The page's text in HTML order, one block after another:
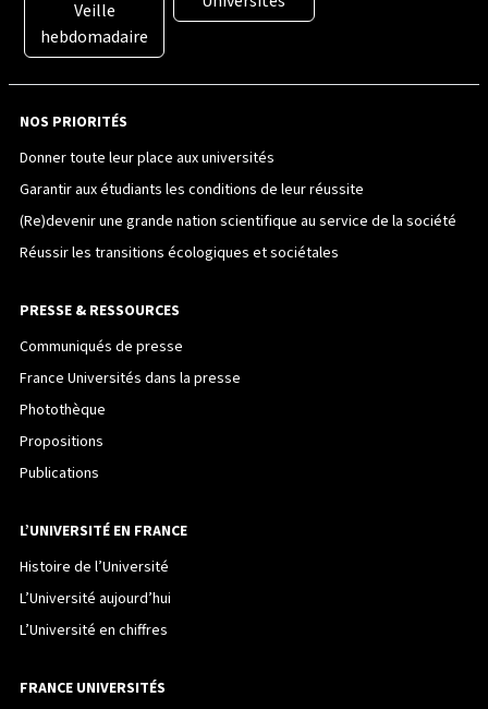
Veille
hebdomadaire
NOS PRIORITÉS
Donner toute leur place aux universités
Garantir aux étudiants les conditions de leur réussite
(Re)devenir une grande nation scientifique au service de la société
Réussir les transitions écologiques et sociétales
PRESSE & RESSOURCES
Communiqués de presse
France Universités dans la presse
Photothèque
Propositions
Publications
L’UNIVERSITÉ EN FRANCE
Histoire de l’Université
L’Université aujourd’hui
L’Université en chiffres
FRANCE UNIVERSITÉS